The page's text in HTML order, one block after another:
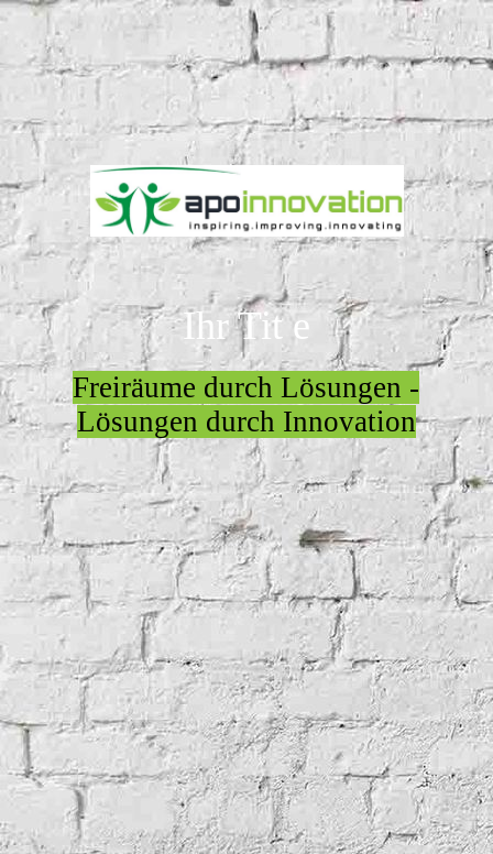
Ihr Tit e
Freiräume durch Lösungen -
Lösungen durch Innovation